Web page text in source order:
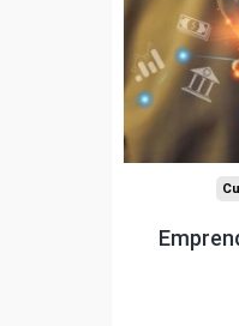
Para
Para todos